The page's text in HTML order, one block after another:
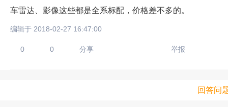
车雷达、影像这些都是全系标配，价格差不多的。
编辑于 2018-02-27 16:47:00
0 0 分享 举报
回答问